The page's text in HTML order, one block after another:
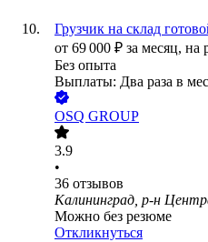
Грузчик на склад
от 69 000 ₽ за месяц, на
Без опыта
Выплаты: Два раза в
OSQ GROUP
3.9
•
36 отзывов
Калининград, р-н
Можно без резюме
Откликнуться